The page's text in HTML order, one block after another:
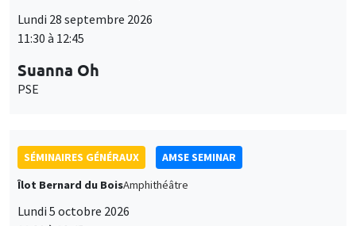
Lundi 28 septembre 2026
11:30 à 12:45
Suanna Oh
PSE
SÉMINAIRES GÉNÉRAUX
AMSE SEMINAR
Îlot Bernard du BoisAmphithéâtre
Lundi 5 octobre 2026